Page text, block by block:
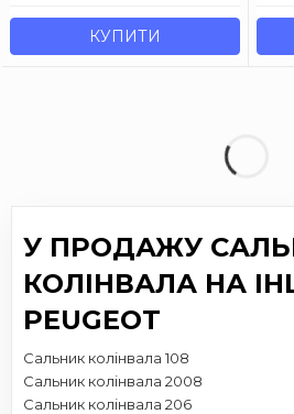
КУПИТИ
У ПРОДАЖУ
КОЛІНВАЛА НА
PEUGEOT
Сальник колінвала 108
Сальник колінвала 2008
Сальник колінвала 206